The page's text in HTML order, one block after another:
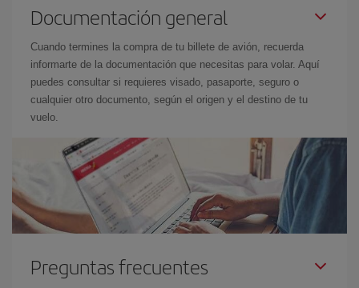
Documentación general
Cuando termines la compra de tu billete de avión, recuerda
informarte de la documentación que necesitas para volar. Aquí
puedes consultar si requieres visado, pasaporte, seguro o
cualquier otro documento, según el origen y el destino de tu
vuelo.
Preguntas frecuentes